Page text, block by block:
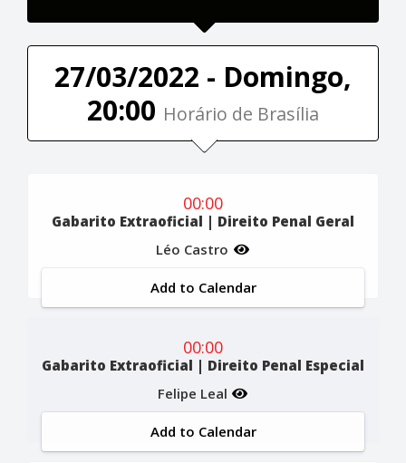
27/03/2022 - Domingo,
20:00 Horário de Brasília
00:00
Gabarito Extraoficial | Direito Penal Geral
Léo Castro
Add to Calendar
00:00
Gabarito Extraoficial | Direito Penal Especial
Felipe Leal
Add to Calendar